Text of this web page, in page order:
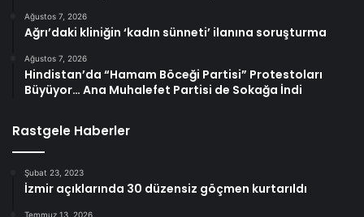
Ağustos 7, 2026
Ağrı’daki kliniğin ‘kadın sünneti’ ilanına soruşturma
Ağustos 7, 2026
Hindistan’da “Hamam Böceği Partisi” Protestoları
Büyüyor… Ana Muhalefet Partisi de Sokağa İndi
Rastgele Haberler
Şubat 23, 2023
İzmir açıklarında 30 düzensiz göçmen kurtarıldı
Temmuz 13, 2026